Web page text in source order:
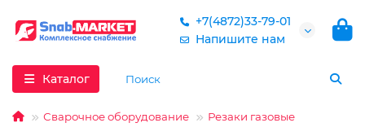
+7(4872)33-79-01
Напишите нам
Каталог
Сварочное оборудование Резаки газовые